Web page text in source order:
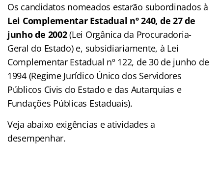
Os candidatos nomeados estarão subordinados à
Lei Complementar Estadual nº 240, de 27 de
junho de 2002(Lei Orgânica da Procuradoria-
Geral do Estado) e, subsidiariamente, à Lei
Complementar Estadual nº 122, de 30 de junho de
1994 (Regime Jurídico Único dos Servidores
Públicos Civis do Estado e das Autarquias e
Fundações Públicas Estaduais).
Veja abaixo exigências e atividades a
desempenhar.